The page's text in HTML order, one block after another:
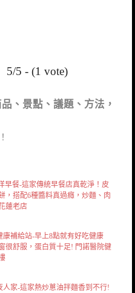
5/5 - (1 vote)
、景點、議題、方法，
早餐-這家傳統早餐店真乾淨！皮
，搭配6種醬料真過癮，炒麵、肉
蓮老店
康補給站-早上8點就有好吃健康
很舒服，蛋白質十足! 門諾醫院健
人家-這家熱炒蔥油拌麵香到不行!